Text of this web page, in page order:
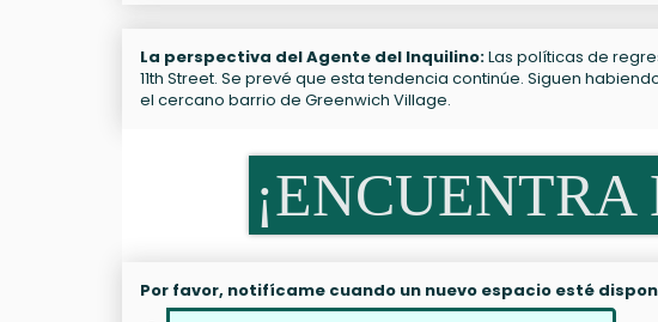
La perspectiva del Agente del Inquilino:Las políticas de
11th Street. Se prevé que esta tendencia continúe. Siguen
el cercano barrio de Greenwich Village.
Por favor, notifícame cuando un nuevo espacio esté